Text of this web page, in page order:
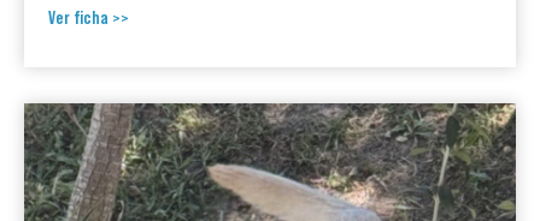
Ver ficha >>